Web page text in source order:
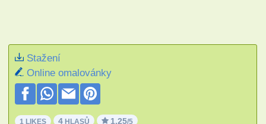
Stažení
Online omalovánky
1 LIKES 4 HLASŮ 1.25/5